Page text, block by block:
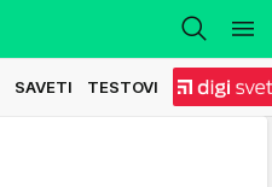
SAVETI TESTOVI